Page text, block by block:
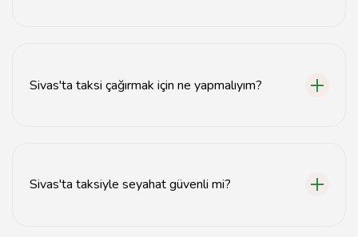
Sivas'ta taksi çağırmak için ne yapmalıyım?
Sivas'ta taksiyle seyahat güvenli mi?